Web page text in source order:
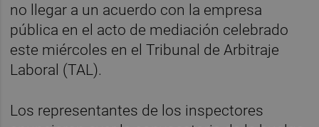
no llegar a un acuerdo con la empresa
pública en el acto de mediación celebrado
este miércoles en el Tribunal de Arbitraje
Laboral (TAL).
Los representantes de los inspectores